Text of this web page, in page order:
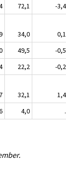
72,1
-3,4
34,0
0,1
49,5
-0,5
22,2
-0,2
32,1
1,4
4,0 .